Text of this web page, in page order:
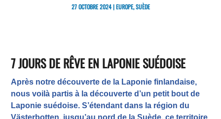
27 OCTOBRE 2024|EUROPE,SUÈDE
7 JOURS DE RÊVE EN LAPONIE SUÉDOISE
Après notre découverte de la Laponie finlandaise,
nous voilà partis à la découverte d’un petit bout de
Laponie suédoise. S’étendant dans la région du
Västerbotten, jusqu’au nord de la Suède, ce territoire